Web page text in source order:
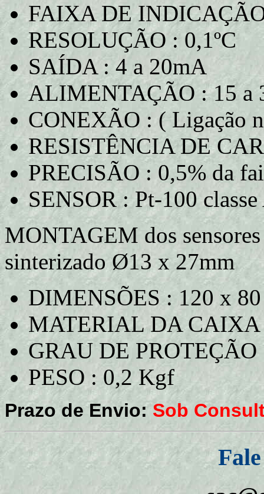
FAIXA DE
RESOLUÇÃO : 0,1ºC
SAÍDA : 4 a 20mA
ALIMENTAÇÃO : 15 a
CONEXÃO : ( Ligação
RESISTÊNCIA DE
PRECISÃO : 0,5% da
SENSOR : Pt-100
MONTAGEM dos
sinterizado Ø13 x 27mm
DIMENSÕES : 120 x
MATERIAL DA CAIXA
GRAU DE PROTEÇÃO
PESO : 0,2 Kgf
Prazo de Envio: Sob